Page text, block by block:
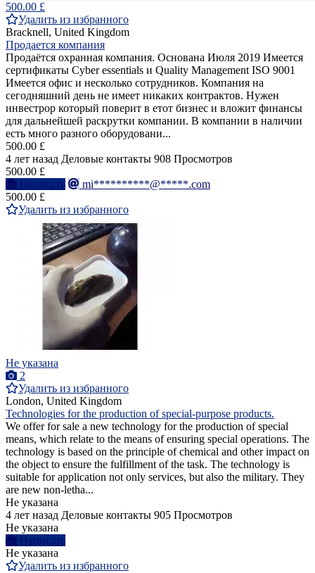
500.00 £
Удалить из избранного
Bracknell, United Kingdom
Продается компания
Продаётся охранная компания. Основана Июля 2019 Имеется
сертификаты Cyber essentials и Quality Management ISO 9001
Имеется офис и несколько сотрудников. Компания на
сегодняшний день не имеет никаких контрактов. Нужен
инвестрор который поверит в етот бизнес и вложит финансы
для дальнейшей раскрутки компании. В компании в наличии
есть много разного оборудовани...
500.00 £
4 лет назад Деловые контакты 908 Просмотров
500.00 £
Написать
mi**********@*****.com
500.00 £
Удалить из избранного
Не указана
2
Удалить из избранного
London, United Kingdom
Technologies for the production of special-purpose products.
We offer for sale a new technology for the production of special
means, which relate to the means of ensuring special operations. The
technology is based on the principle of chemical and other impact on
the object to ensure the fulfillment of the task. The technology is
suitable for application not only services, but also the military. They
are new non-letha...
Не указана
4 лет назад Деловые контакты 905 Просмотров
Не указана
Написать
Не указана
Удалить из избранного